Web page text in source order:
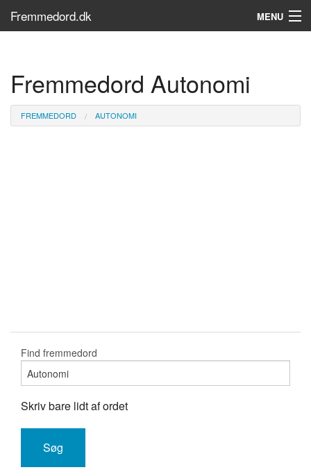
Fremmedord.dk MENU
Søg...
Find bøger
Fremmedord Autonomi
FREMMEDORD AUTONOMI
Find fremmedord
Skriv bare lidt af ordet